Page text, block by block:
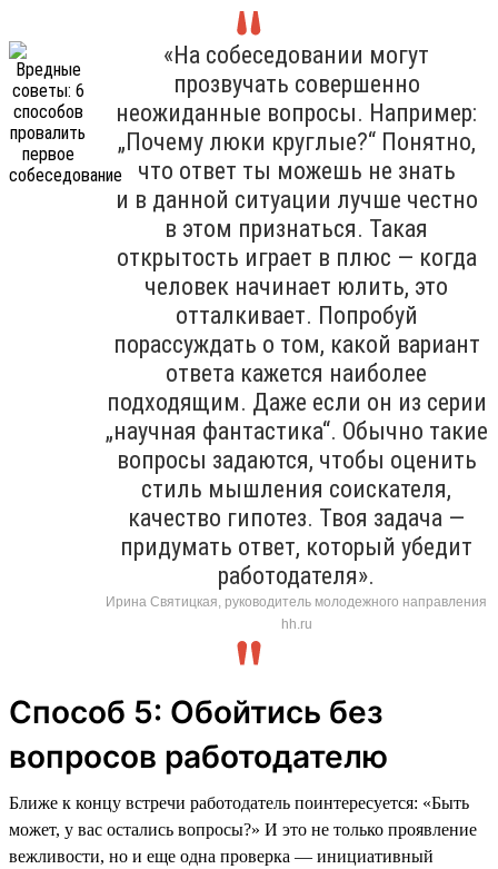
«На собеседовании могут
прозвучать совершенно
неожиданные вопросы. Например:
„Почему люки круглые?“ Понятно,
что ответ ты можешь не знать
и в данной ситуации лучше честно
в этом признаться. Такая
открытость играет в плюс — когда
человек начинает юлить, это
отталкивает. Попробуй
порассуждать о том, какой вариант
ответа кажется наиболее
подходящим. Даже если он из серии
„научная фантастика“. Обычно такие
вопросы задаются, чтобы оценить
стиль мышления соискателя,
качество гипотез. Твоя задача —
придумать ответ, который убедит
работодателя».
Ирина Святицкая, руководитель молодежного направления
hh.ru
Способ 5: Обойтись без
вопросов работодателю
Ближе к концу встречи работодатель поинтересуется: «Быть
может, у вас остались вопросы?» И это не только проявление
вежливости, но и еще одна проверка — инициативный